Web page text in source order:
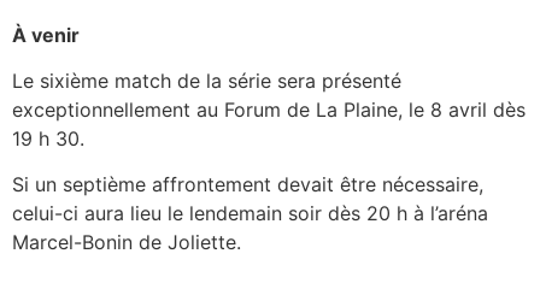
À venir
Le sixième match de la série sera présenté
exceptionnellement au Forum de La Plaine, le 8 avril dès
19 h 30.
Si un septième affrontement devait être nécessaire,
celui-ci aura lieu le lendemain soir dès 20 h à l’aréna
Marcel-Bonin de Joliette.